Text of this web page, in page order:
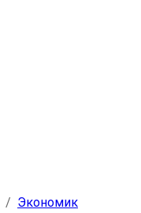
/ Экономик